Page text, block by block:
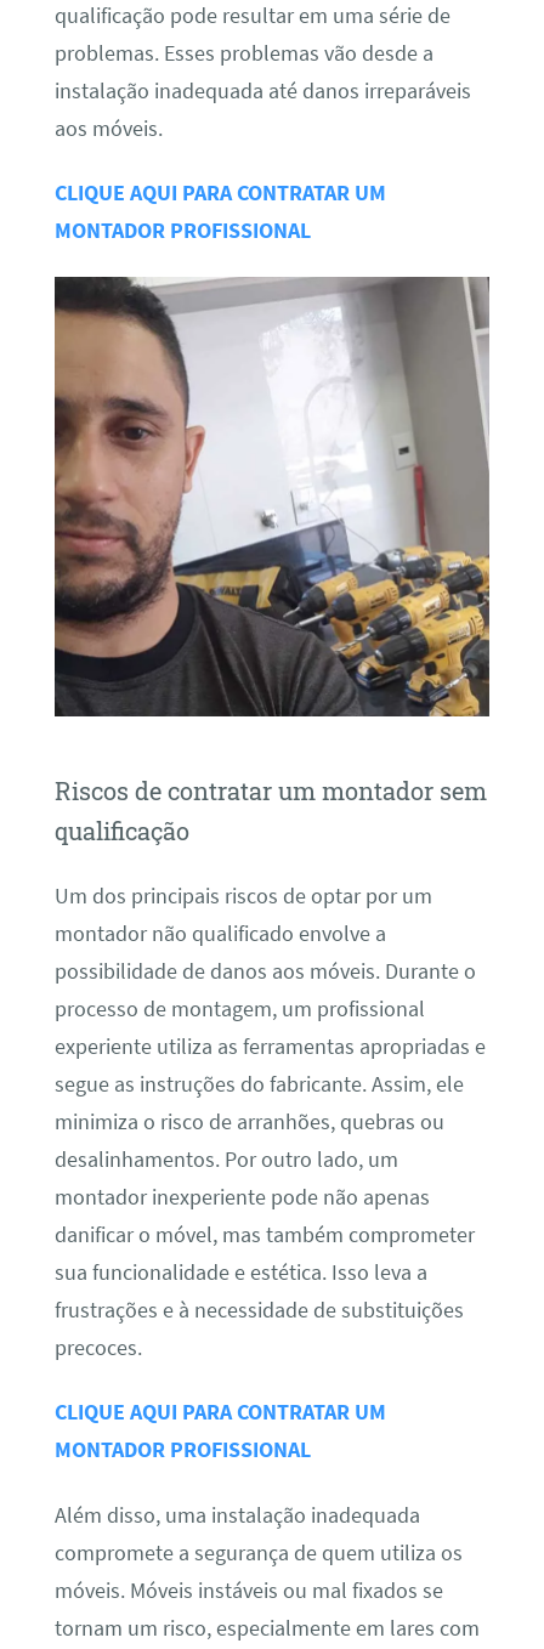
qualificação pode resultar em uma série de
problemas. Esses problemas vão desde a
instalação inadequada até danos irreparáveis
aos móveis.
CLIQUE AQUI PARA CONTRATAR UM
MONTADOR PROFISSIONAL
Riscos de contratar um montador sem
qualificação
Um dos principais riscos de optar por um
montador não qualificado envolve a
possibilidade de danos aos móveis. Durante o
processo de montagem, um profissional
experiente utiliza as ferramentas apropriadas e
segue as instruções do fabricante. Assim, ele
minimiza o risco de arranhões, quebras ou
desalinhamentos. Por outro lado, um
montador inexperiente pode não apenas
danificar o móvel, mas também comprometer
sua funcionalidade e estética. Isso leva a
frustrações e à necessidade de substituições
precoces.
CLIQUE AQUI PARA CONTRATAR UM
MONTADOR PROFISSIONAL
Além disso, uma instalação inadequada
compromete a segurança de quem utiliza os
móveis. Móveis instáveis ou mal fixados se
tornam um risco, especialmente em lares com